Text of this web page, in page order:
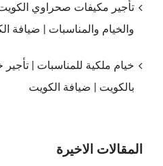
تأجير مكيفات صحراوي
والخيام والمناسبات | ضيافة
خيام ملكية للمناسبات |
بالكويت | ضيافة الكويت
المقالات الاخيرة